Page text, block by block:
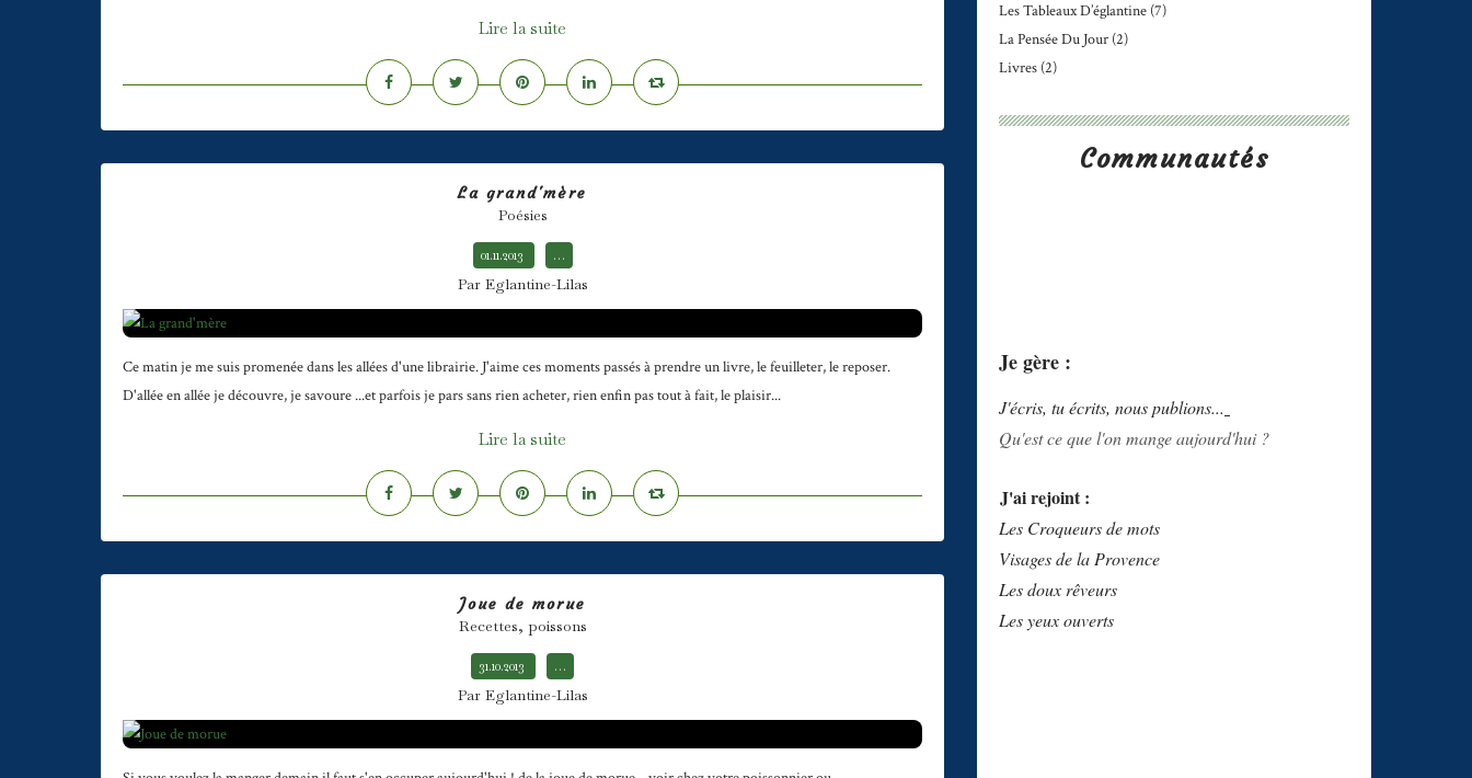
Lire la suite
La grand'mère
Poésies
01.11.2013 …
Par Eglantine-Lilas
Ce matin je me suis promenée dans les allées d'une librairie. J'aime ces moments passés à prendre un livre, le feuilleter, le reposer.
D'allée en allée je découvre, je savoure ...et parfois je pars sans rien acheter, rien enfin pas tout à fait, le plaisir...
Lire la suite
Joue de morue
Recettes, poissons
31.10.2013 …
Par Eglantine-Lilas
Les Tableaux D’églantine (7)
La Pensée Du Jour (2)
Livres (2)
Communautés
Je gère :
J'écris, tu écrits, nous publions...
Qu'est ce que l'on mange aujourd'hui ?
J'ai rejoint :
Les Croqueurs de mots
Visages de la Provence
Les doux rêveurs
Les yeux ouverts